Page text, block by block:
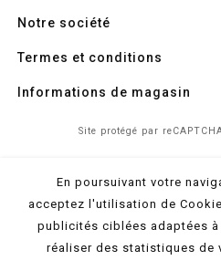
Notre société
Termes et conditions
Informations de magasin
Site protégé par
© 2026 - Propulsé
En poursuivant votre
acceptez l'utilisation de
publicités ciblées adaptées
réaliser des statistiques de